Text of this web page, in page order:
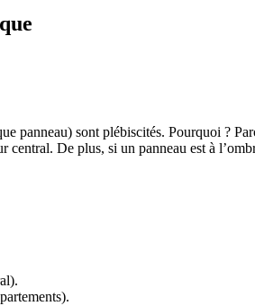
panneau) sont plébiscités. Pourquoi ?
De plus, si un panneau est à